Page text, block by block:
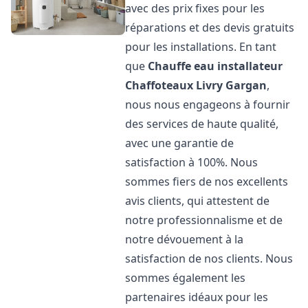
avec des prix fixes pour les
réparations et des devis gratuits
pour les installations. En tant
que Chauffe eau installateur
Chaffoteaux Livry Gargan,
nous nous engageons à fournir
des services de haute qualité,
avec une garantie de
satisfaction à 100%. Nous
sommes fiers de nos excellents
avis clients, qui attestent de
notre professionnalisme et de
notre dévouement à la
satisfaction de nos clients. Nous
sommes également les
partenaires idéaux pour les